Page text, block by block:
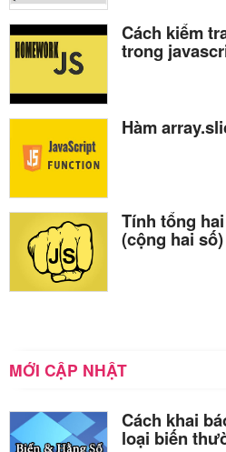
Cách kiểm
trong
Hàm
Tính tổng
(cộng hai số)
MỚI CẬP NHẬT
Cách khai
loại biến